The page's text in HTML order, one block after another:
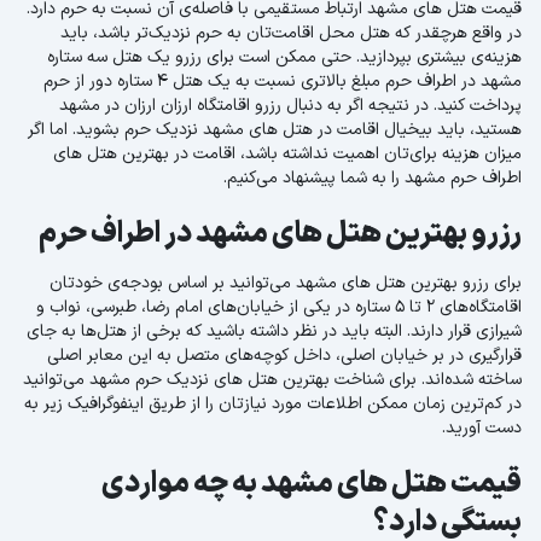
قیمت هتل های مشهد ارتباط مستقیمی با فاصله‌ی آن نسبت به حرم دارد.
در واقع هرچقدر که هتل محل اقامت‌تان به حرم نزدیک‌تر باشد، باید
هزینه‌ی بیشتری بپردازید. حتی ممکن است برای رزرو یک هتل سه ستاره
مشهد در اطراف حرم مبلغ بالاتری نسبت به یک هتل 4 ستاره دور از حرم
پرداخت کنید. در نتیجه اگر به دنبال رزرو اقامتگاه ارزان ارزان در مشهد
هستید، باید بیخیال اقامت در هتل های مشهد نزدیک حرم بشوید. اما اگر
میزان هزینه برای‌تان اهمیت نداشته باشد، اقامت در بهترین هتل های
اطراف حرم مشهد را به شما پیشنهاد می‌کنیم.
رزرو بهترین هتل های مشهد در اطراف حرم
برای رزرو بهترین هتل های مشهد می‌توانید بر اساس بودجه‌ی خودتان
اقامتگاه‌های 2 تا 5 ستاره در یکی از خیابان‌های امام رضا، طبرسی، نواب و
شیرازی قرار دارند. البته باید در نظر داشته باشید که برخی از هتل‌ها به جای
قرارگیری در بر خیابان اصلی، داخل کوچه‌های متصل به این معابر اصلی
ساخته شده‌اند. برای شناخت بهترین هتل های نزدیک حرم مشهد می‌توانید
در کم‌ترین زمان ممکن اطلاعات مورد نیازتان را از طریق اینفوگرافیک زیر به
دست آورید.
قیمت هتل های مشهد به چه مواردی
بستگی دارد؟